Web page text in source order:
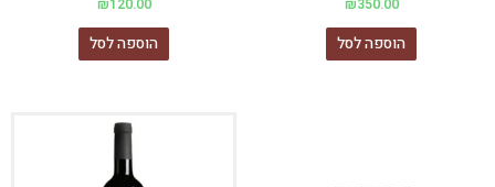
₪350.00
הוספה לסל
₪120.00
הוספה לסל